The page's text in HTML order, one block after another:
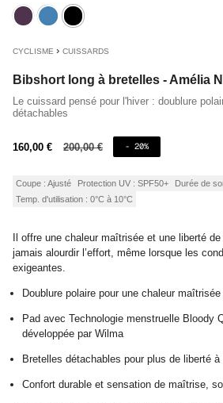
CYCLISME › CUISSARDS
Bibshort long à bretelles - Amélia
Le cuissard pensé pour l'hiver : doublure
détachables
Prix
160,00 €
Prix
200,00 € - 20%
Coupe : Ajusté Protection UV : SPF50+
Durée de
Temp. d'utilisation : 0°C à 10°C
Il offre une chaleur maîtrisée et une liberté
jamais alourdir l’effort, même lorsque les
exigeantes.
Doublure polaire pour une chaleur
Pad avec Technologie menstruelle Bloody
développée par Wilma
Bretelles détachables pour plus de liberté
Confort durable et sensation de maîtrise,
aubergine
bleu noir